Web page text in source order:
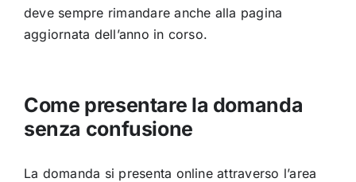
deve sempre rimandare anche alla pagina
aggiornata dell’anno in corso.
Come presentare la domanda
senza confusione
La domanda si presenta online attraverso l’area